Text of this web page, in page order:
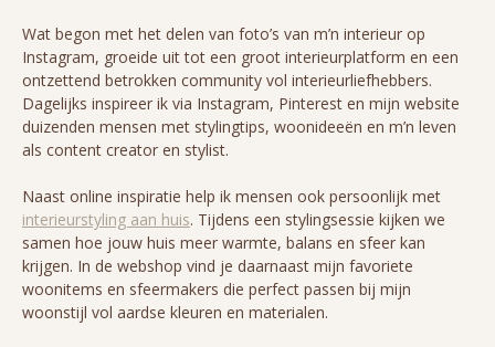
Wat begon met het delen van foto’s van m’n interieur op
Instagram, groeide uit tot een groot interieurplatform en een
ontzettend betrokken community vol interieurliefhebbers.
Dagelijks inspireer ik via Instagram, Pinterest en mijn website
duizenden mensen met stylingtips, woonideeën en m’n leven
als content creator en stylist.
Naast online inspiratie help ik mensen ook persoonlijk met
interieurstyling aan huis. Tijdens een stylingsessie kijken we
samen hoe jouw huis meer warmte, balans en sfeer kan
krijgen. In de webshop vind je daarnaast mijn favoriete
woonitems en sfeermakers die perfect passen bij mijn
woonstijl vol aardse kleuren en materialen.